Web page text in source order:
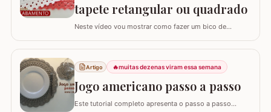
tapete retangular ou quadrado
Neste vídeo vou mostrar como fazer um bico de
retangular ou quadrado. Fiz o bico de acabamento em 4
modelos de tapete com tamanhos e larguras diferentes
e assim consigo explicar algumas formas fáceis de
adaptar para outros tamanhos. No vídeo utilizei…
Artigo 🔥muitas dezenas viram essa semana
Jogo americano passo a passo
Este tutorial completo apresenta o passo a passo